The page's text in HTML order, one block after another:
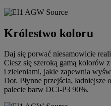
Królestwo koloru
Daj się porwać niesamowicie
Ciesz się szeroką gamą kolorów
i zieleniami, jakie zapewnia
Dot. Płynne przejścia,
palecie barw DCI-P3 90%.